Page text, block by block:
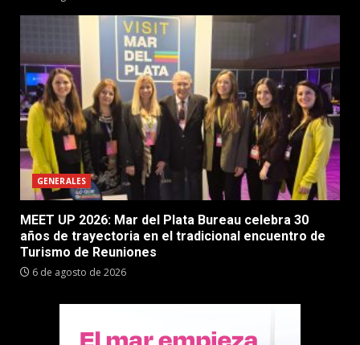
GENERALES
MEET UP 2026: Mar del Plata Bureau celebra 30
años de trayectoria en el tradicional encuentro de
Turismo de Reuniones
6 de agosto de 2026